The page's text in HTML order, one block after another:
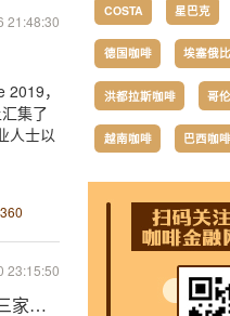
21:48:30
，
集了
人士以
360
23:15:50
咖啡馆关闭
COSTA 星巴克
德国咖啡 埃塞俄
洪都拉斯咖啡 哥
越南咖啡 巴西咖啡